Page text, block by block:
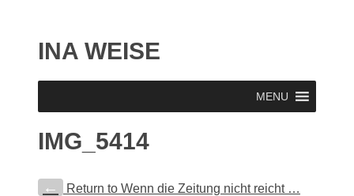
INA WEISE
MENU
IMG_5414
← Return to Wenn die Zeitung nicht reicht …